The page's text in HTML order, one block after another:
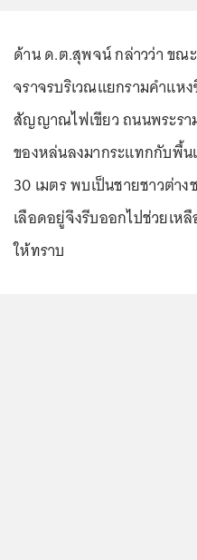
ด้าน ด.ต.สุพจน์ กล่าวว่า ข
จราจรบริเวณแยกรามคำแห
สัญญาณไฟเขียว ถนนพระรา
ของหล่นลงมากระแทกกับพื้น
30 เมตร พบเป็นชายชาวต่า
เลือดอยู่จึงรีบออกไปช่วยเห
ให้ทราบ